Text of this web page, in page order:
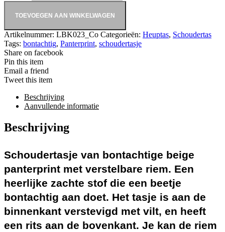
TOEVOEGEN AAN WINKELWAGEN
Artikelnummer: LBK023_Co Categorieën: Heuptas, Schoudertas
Tags: bontachtig, Panterprint, schoudertasje
Share on facebook
Pin this item
Email a friend
Tweet this item
Beschrijving
Aanvullende informatie
Beschrijving
Schoudertasje van bontachtige beige
panterprint met verstelbare riem. Een
heerlijke zachte stof die een beetje
bontachtig aan doet. Het tasje is aan de
binnenkant verstevigd met vilt, en heeft
een rits aan de bovenkant. Je kan de riem